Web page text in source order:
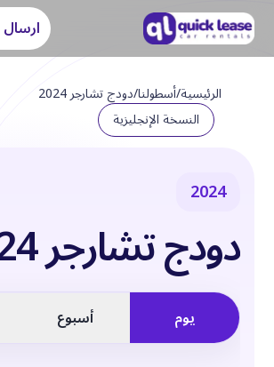
الرئيسية/أسطولنا/دودج تشارجر 2024
النسخة الإنجليزية
2024
دودج تشارجر 2024
يوم أسبوع